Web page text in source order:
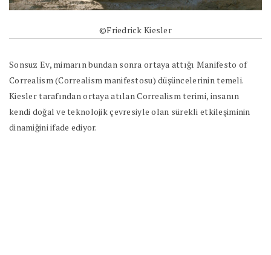
©Friedrick Kiesler
Sonsuz Ev, mimarın bundan sonra ortaya attığı Manifesto of
Correalism (Correalism manifestosu) düşüncelerinin temeli.
Kiesler tarafından ortaya atılan Correalism terimi, insanın
kendi doğal ve teknolojik çevresiyle olan sürekli etkileşiminin
dinamiğini ifade ediyor.